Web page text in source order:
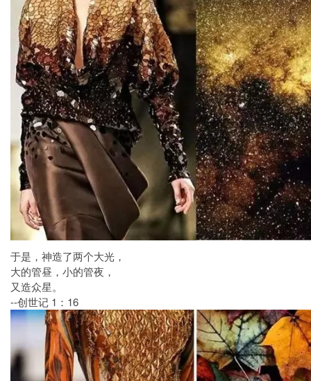
于是，神造了两个大光，
大的管昼，小的管夜，
又造众星。
--创世记 1：16